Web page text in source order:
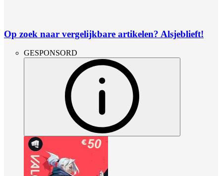
Op zoek naar vergelijkbare artikelen? Alsjeblieft!
GESPONSORD